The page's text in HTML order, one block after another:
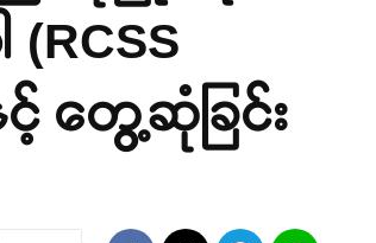
င့် တွေ့ဆုံခြင်း